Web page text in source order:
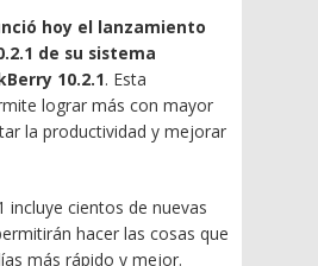
hoy el lanzamiento
de su sistema
10.2.1. Esta
lograr más con mayor
la productividad y mejorar
incluye cientos de nuevas
hacer las cosas que
más rápido y mejor.